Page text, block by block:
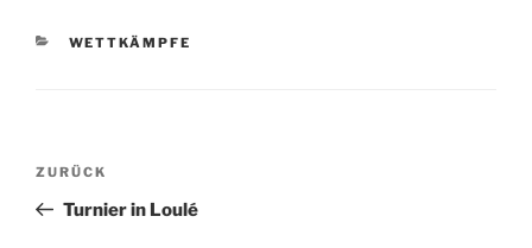
KATEGORIEN
WETTKÄMPFE
Beitragsnavigation
Vorheriger
Beitrag
ZURÜCK
Turnier in Loulé